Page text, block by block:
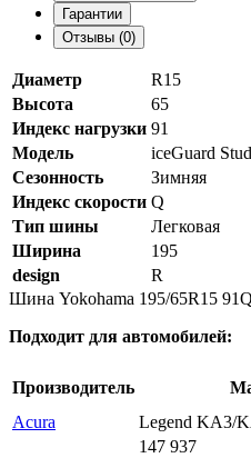
Гарантии
Отзывы (0)
Диаметр
R15
Высота
65
Индекс нагрузки 91
Модель
iceGuard
Сезонность
Зимняя
Индекс скорости Q
Тип шины
Легковая
Ширина
195
design
R
Шина Yokohama 195/65R15
Подходит для автомобилей:
Производитель
Acura
Legend KA3/
147 937